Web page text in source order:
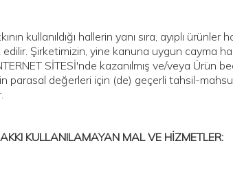
kullanıldığı hallerin yanı sıra, ayıplı
Şirketimizin, yine kanuna uygun cayma
SİTESİ'nde kazanılmış ve/veya Ürün
parasal değerleri için (de) geçerli tahsil-
KULLANILAMAYAN MAL VE HİZMETLER: